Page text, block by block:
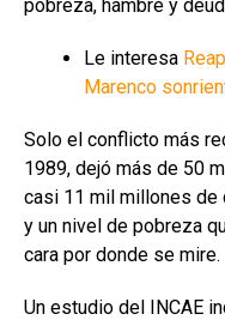
pobreza, hambre y
Le interesa
Marenco
Solo el conflicto más
1989, dejó más de 50
casi 11 mil millones de
y un nivel de pobreza
cara por donde se mire.
Un estudio del INCAE